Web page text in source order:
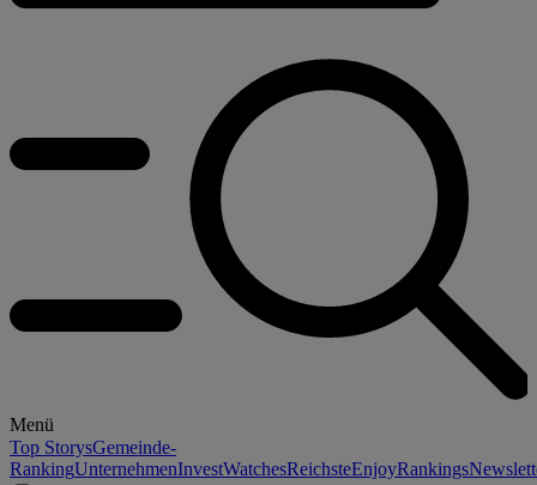
Menü
Top StorysGemeinde-
RankingUnternehmenInvestWatchesReichsteEnjoyRankings